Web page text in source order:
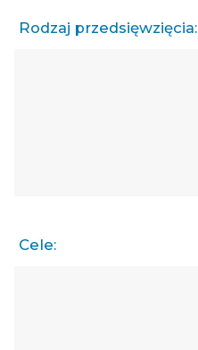
Rodzaj przedsięwzięcia:
Cele: